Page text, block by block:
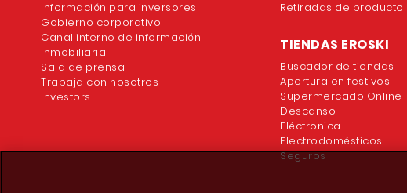
Información para inversores
Gobierno corporativo
Canal interno de información
Inmobiliaria
Sala de prensa
Trabaja con nosotros
Investors
Retiradas de producto
TIENDAS EROSKI
Buscador de tiendas
Apertura en festivos
Supermercado Online
Descanso
Eléctronica
Electrodomésticos
Seguros